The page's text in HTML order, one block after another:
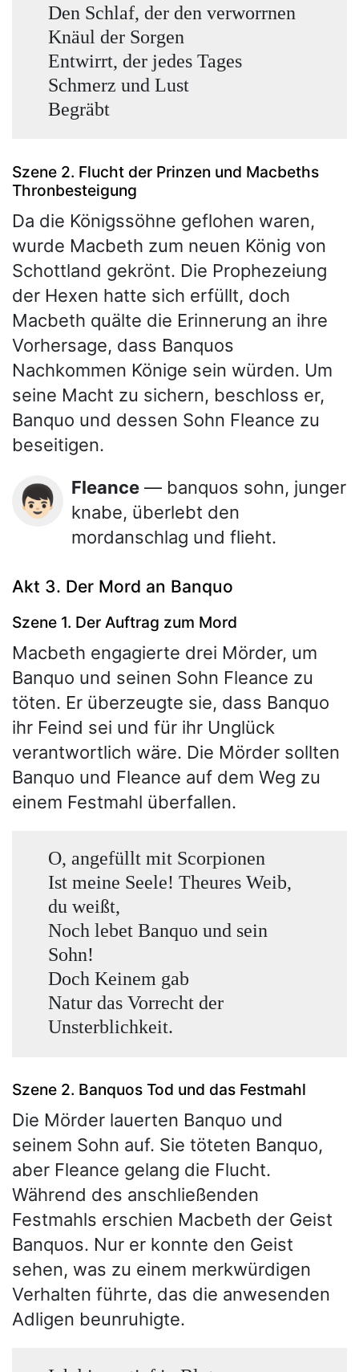
Den Schlaf, der den verworrnen
Knäul der Sorgen
Entwirrt, der jedes Tages
Schmerz und Lust
Begräbt
Szene 2. Flucht der Prinzen und Macbeths
Thronbesteigung
Da die Königssöhne geflohen waren,
wurde Macbeth zum neuen König von
Schottland gekrönt. Die Prophezeiung
der Hexen hatte sich erfüllt, doch
Macbeth quälte die Erinnerung an ihre
Vorhersage, dass Banquos
Nachkommen Könige sein würden. Um
seine Macht zu sichern, beschloss er,
Banquo und dessen Sohn Fleance zu
beseitigen.
👦🏻 Fleance — banquos sohn, junger
knabe, überlebt den
mordanschlag und flieht.
Akt 3. Der Mord an Banquo
Szene 1. Der Auftrag zum Mord
Macbeth engagierte drei Mörder, um
Banquo und seinen Sohn Fleance zu
töten. Er überzeugte sie, dass Banquo
ihr Feind sei und für ihr Unglück
verantwortlich wäre. Die Mörder sollten
Banquo und Fleance auf dem Weg zu
einem Festmahl überfallen.
O, angefüllt mit Scorpionen
Ist meine Seele! Theures Weib,
du weißt,
Noch lebet Banquo und sein
Sohn!
Doch Keinem gab
Natur das Vorrecht der
Unsterblichkeit.
Szene 2. Banquos Tod und das Festmahl
Die Mörder lauerten Banquo und
seinem Sohn auf. Sie töteten Banquo,
aber Fleance gelang die Flucht.
Während des anschließenden
Festmahls erschien Macbeth der Geist
Banquos. Nur er konnte den Geist
sehen, was zu einem merkwürdigen
Verhalten führte, das die anwesenden
Adligen beunruhigte.